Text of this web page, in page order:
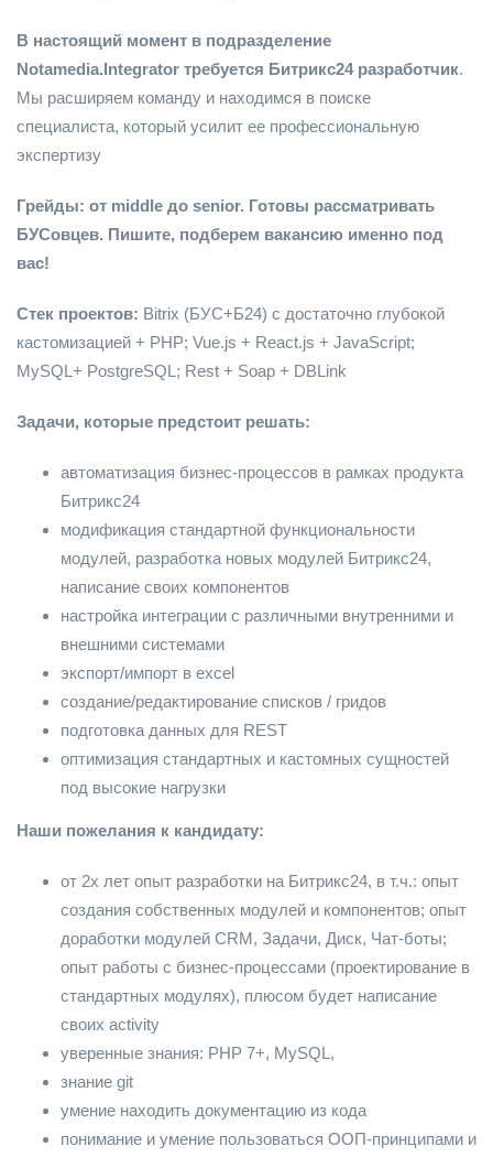
В настоящий момент в подразделение
Notamedia.Integrator требуется Битрикс24 разработчик.
Мы расширяем команду и находимся в поиске
специалиста, который усилит ее профессиональную
экспертизу
Грейды: от middle до senior. Готовы рассматривать
БУСовцев. Пишите, подберем вакансию именно под
вас!
Стек проектов: Bitrix (БУС+Б24) с достаточно глубокой
кастомизацией + PHP; Vue.js + React.js + JavaScript;
MySQL+ PostgreSQL; Rest + Soap + DBLink
Задачи, которые предстоит решать:
автоматизация бизнес-процессов в рамках продукта
Битрикс24
модификация стандартной функциональности
модулей, разработка новых модулей Битрикс24,
написание своих компонентов
настройка интеграции с различными внутренними и
внешними системами
экспорт/импорт в excel
создание/редактирование списков / гридов
подготовка данных для REST
оптимизация стандартных и кастомных сущностей
под высокие нагрузки
Наши пожелания к кандидату:
от 2х лет опыт разработки на Битрикс24, в т.ч.: опыт
создания собственных модулей и компонентов; опыт
доработки модулей CRM, Задачи, Диск, Чат-боты;
опыт работы с бизнес-процессами (проектирование в
стандартных модулях), плюсом будет написание
своих activity
уверенные знания: PHP 7+, MySQL,
знание git
умение находить документацию из кода
понимание и умение пользоваться ООП-принципами и